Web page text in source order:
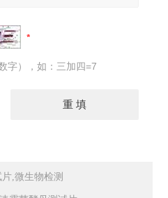
字），如：三加四=7
,微生物检测